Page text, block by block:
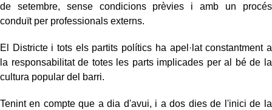
de setembre, sense condicions prèvies i amb un procés
conduït per professionals externs.
El Districte i tots els partits polítics ha apel·lat constantment a
la responsabilitat de totes les parts implicades per al bé de la
cultura popular del barri.
Tenint en compte que a dia d'avui, i a dos dies de l'inici de la